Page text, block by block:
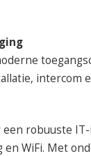
intercom
een robuuste
en WiFi. Met